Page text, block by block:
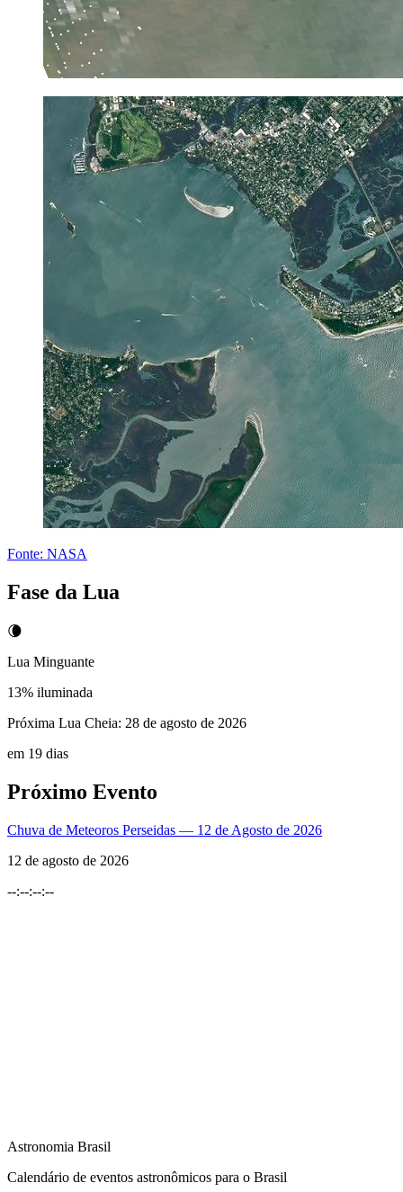
Fonte: NASA
Fase da Lua
🌘
Lua Minguante
13% iluminada
Próxima Lua Cheia: 28 de agosto de 2026
em 19 dias
Próximo Evento
Chuva de Meteoros Perseidas — 12 de Agosto de 2026
12 de agosto de 2026
--:--:--:--
Astronomia Brasil
Calendário de eventos astronômicos para o Brasil